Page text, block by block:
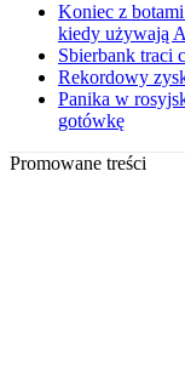
Koniec z
kiedy używają
Sbierbank traci
Rekordowy
Panika w
gotówkę
Promowane treści